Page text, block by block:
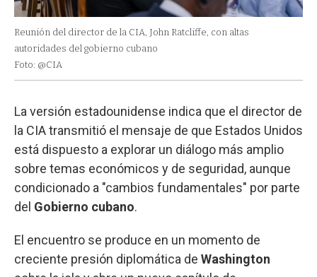
Reunión del director de la CIA, John Ratcliffe, con altas
autoridades del gobierno cubano
Foto: @CIA
La versión estadounidense indica que el director de
la CIA transmitió el mensaje de que Estados Unidos
está dispuesto a explorar un diálogo más amplio
sobre temas económicos y de seguridad, aunque
condicionado a "cambios fundamentales" por parte
del Gobierno cubano.
El encuentro se produce en un momento de
creciente presión diplomática de Washington